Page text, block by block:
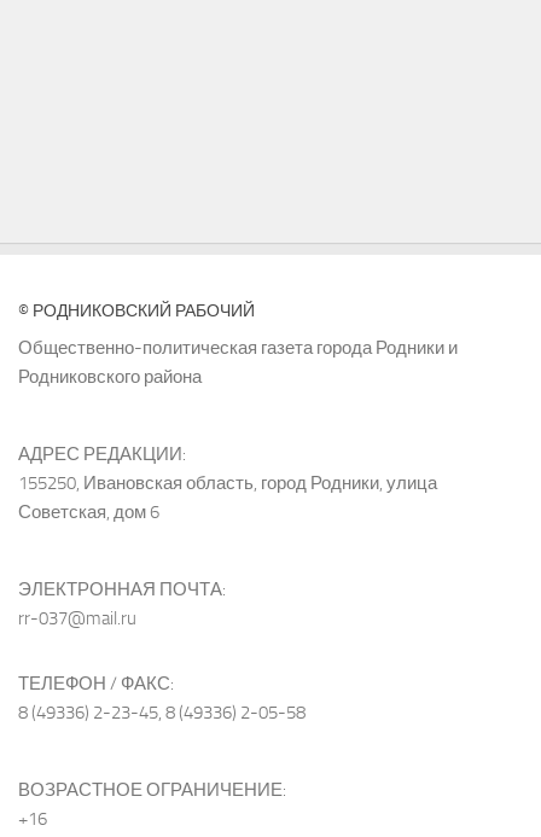
© РОДНИКОВСКИЙ РАБОЧИЙ
Общественно-политическая газета города Родники и
Родниковского района
АДРЕС РЕДАКЦИИ:
155250, Ивановская область, город Родники, улица
Советская, дом 6
ЭЛЕКТРОННАЯ ПОЧТА:
rr-037@mail.ru
ТЕЛЕФОН / ФАКС:
8 (49336) 2-23-45, 8 (49336) 2-05-58
ВОЗРАСТНОЕ ОГРАНИЧЕНИЕ:
+16